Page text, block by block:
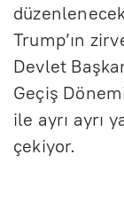
Trump’ın
Devlet
Geçiş
ile ayrı ayrı
çekiyor.